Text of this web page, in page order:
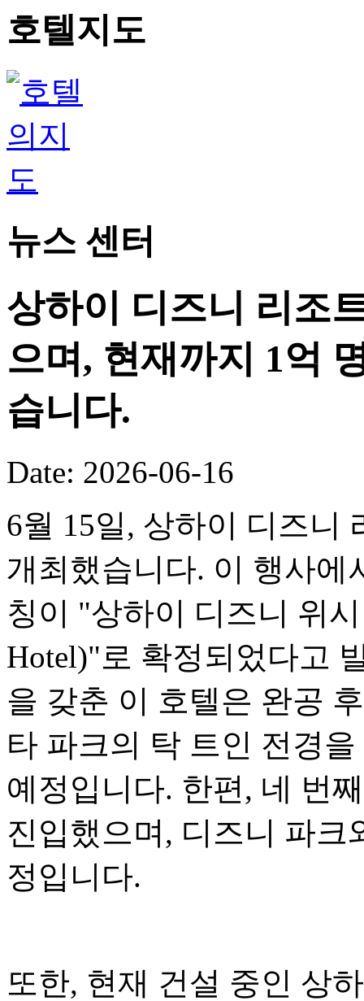
호텔지도
뉴스 센터
상하이 디즈니 리조
으며, 현재까지 1억
습니다.
Date: 2026-06-16
6월 15일, 상하이 디즈니
개최했습니다. 이 행사에
칭이 "상하이 디즈니 위시
Hotel)"로 확정되었다고
을 갖춘 이 호텔은 완공
타 파크의 탁 트인 전경
예정입니다. 한편, 네 번
진입했으며, 디즈니 파크
정입니다.
또한, 현재 건설 중인 상